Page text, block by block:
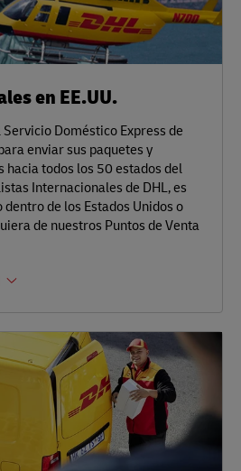
en EE.UU.
Doméstico Express de
enviar sus paquetes y
hacia todos los 50 estados del
Internacionales de DHL, es
de los Estados Unidos o
de nuestros Puntos de Venta